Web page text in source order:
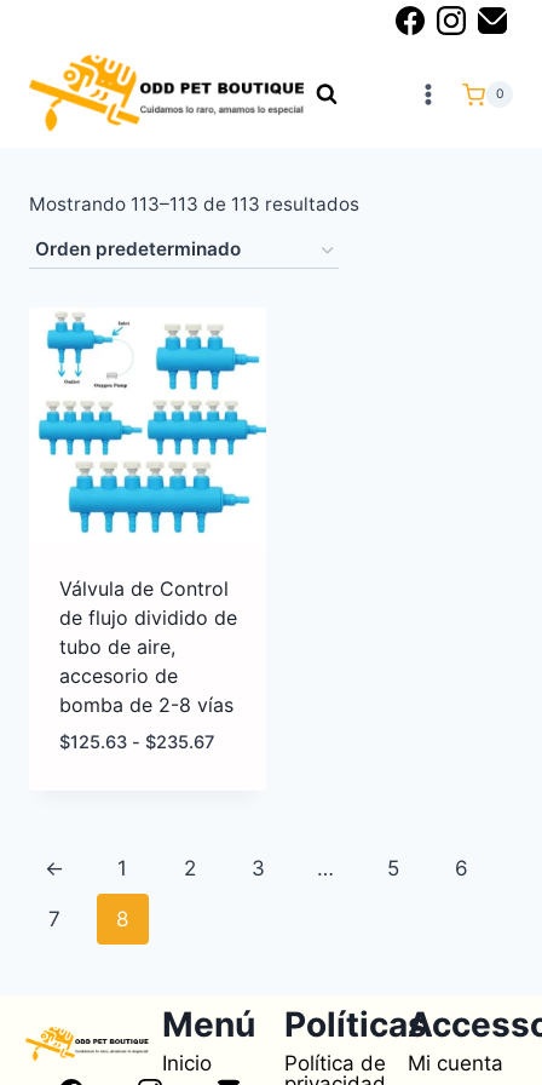
0
Mostrando 113–113 de 113 resultados
Válvula de Control
de flujo dividido de
tubo de aire,
accesorio de
bomba de 2-8 vías
$125.63 - $235.67
← 1 2 3 … 5 6
7 8
Menú
Inicio
Políticas
Política de
Mi cuenta